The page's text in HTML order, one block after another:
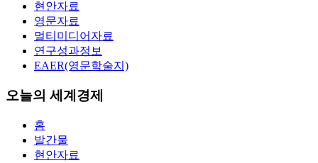
현안자료
영문자료
멀티미디어자료
연구성과정보
EAER(영문학술지)
오늘의 세계경제
홈
발간물
현안자료